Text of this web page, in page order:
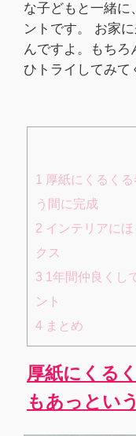
な子どもと一緒に
ントです。 お家
んですよ。もち
ひトライしてみて
1
厚紙にくるく
う間に完成
2 インテリアに
クス
3 1年間仲良くし
ント
4 まとめ
厚紙にくる
もあっとい